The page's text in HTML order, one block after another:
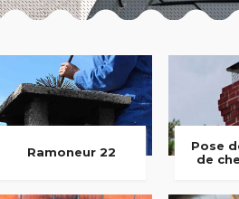
Ramoneur 22
Pose
de